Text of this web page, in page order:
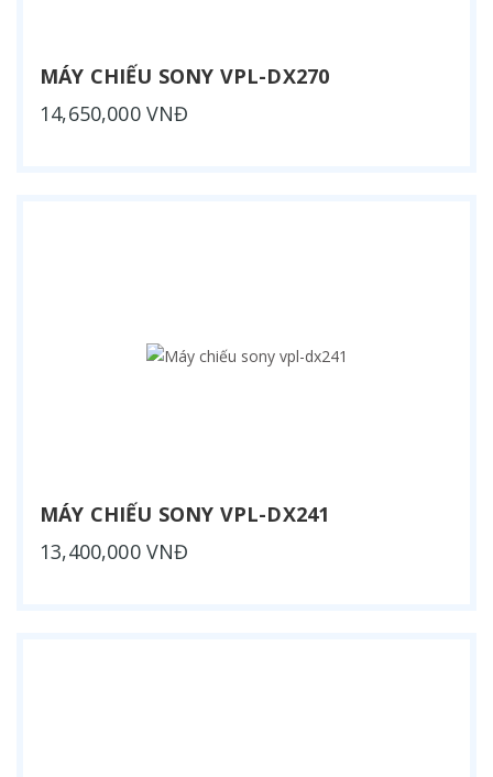
MÁY CHIẾU SONY VPL-DX270
14,650,000 VNĐ
MÁY CHIẾU SONY VPL-DX241
13,400,000 VNĐ